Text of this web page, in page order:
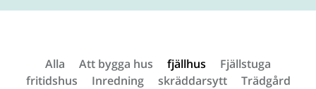
Alla Att bygga hus fjällhus
Fjällstuga
fritidshus
Inredning skräddarsytt
Trädgård